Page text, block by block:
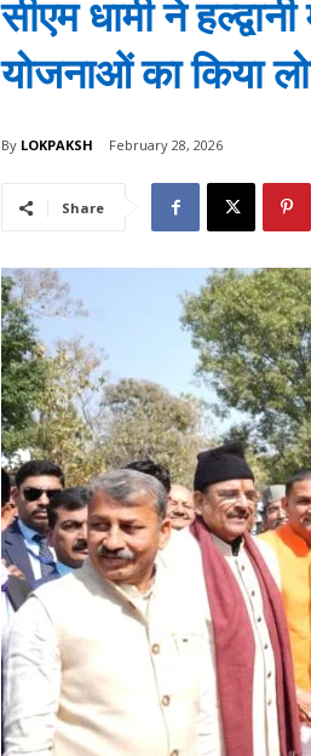
सीएम धामी ने
योजनाओं का किया
By LOKPAKSH February 28, 2026
Share